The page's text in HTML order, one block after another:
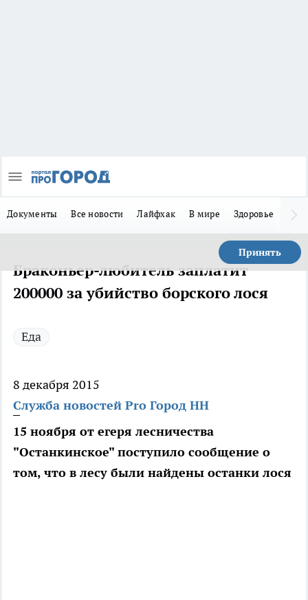
Документы Все новости Лайфхак В мире Здоровье
Принять
Браконьер-любитель заплатит
200000 за убийство борского лося
Еда
8 декабря 2015
Служба новостей Pro Город НН
15 ноября от егеря лесничества
"Останкинское" поступило сообщение о
том, что в лесу были найдены останки лося